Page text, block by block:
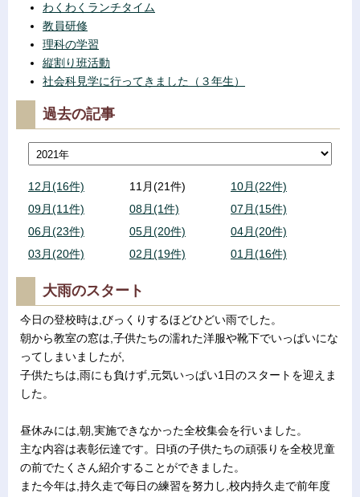
わくわくランチタイム
教員研修
理科の学習
縦割り班活動
社会科見学に行ってきました（３年生）
過去の記事
12月(16件) 11月(21件)
10月(22件)
09月(11件)
08月(1件)
07月(15件)
06月(23件)
05月(20件)
04月(20件)
03月(20件)
02月(19件) 01月(16件)
大雨のスタート
今日の登校時は,びっくりするほどひどい雨でした。
朝から教室の窓は,子供たちの濡れた洋服や靴下でいっぱいにな
ってしまいましたが,
子供たちは,雨にも負けず,元気いっぱい1日のスタートを迎えま
した。
昼休みには,朝,実施できなかった全校集会を行いました。
主な内容は表彰伝達です。日頃の子供たちの頑張りを全校児童
の前でたくさん紹介することができました。
また今年は,持久走で毎日の練習を努力し,校内持久走で前年度